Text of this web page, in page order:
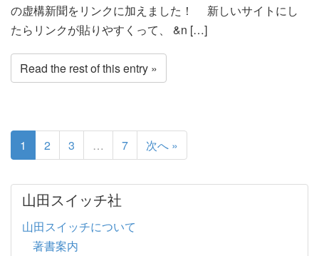
の虚構新聞をリンクに加えました！ 新しいサイトにし
たらリンクが貼りやすくって、 &n […]
Read the rest of this entry »
1 2 3 … 7 次へ »
山田スイッチ社
山田スイッチについて
著書案内